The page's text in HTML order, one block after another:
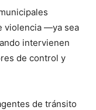
violencia —ya sea
intervienen
de control y
de tránsito